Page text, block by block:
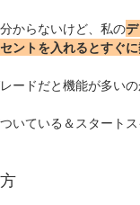
からないけど、私の
ントを入れるとすぐ
ードだと機能が多い
いている＆スタート